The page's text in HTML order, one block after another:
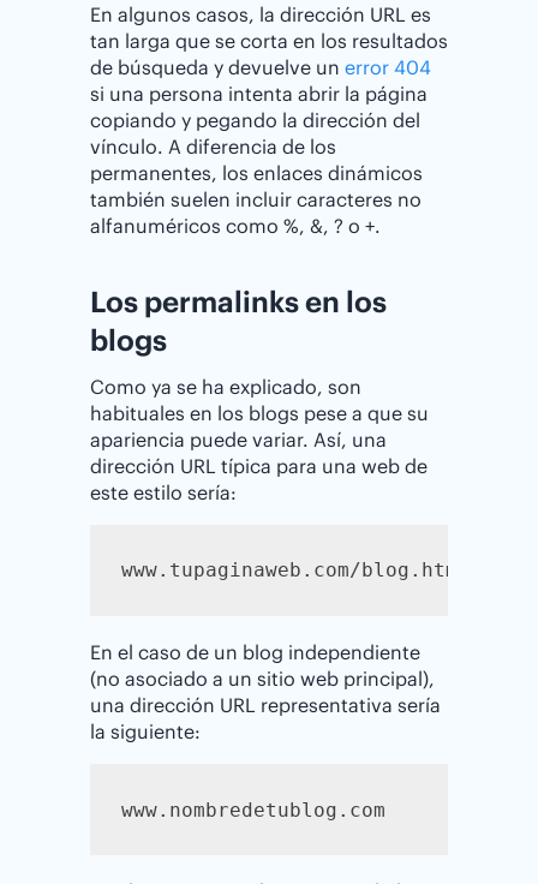
En algunos casos, la dirección URL es
tan larga que se corta en los resultados
de búsqueda y devuelve un error 404
si una persona intenta abrir la página
copiando y pegando la dirección del
vínculo. A diferencia de los
permanentes, los enlaces dinámicos
también suelen incluir caracteres no
alfanuméricos como %, &, ? o +.
Los permalinks en los
blogs
Como ya se ha explicado, son
habituales en los blogs pese a que su
apariencia puede variar. Así, una
dirección URL típica para una web de
este estilo sería:
www.tupaginaweb.com/blog.html
En el caso de un blog independiente
(no asociado a un sitio web principal),
una dirección URL representativa sería
la siguiente:
www.nombredetublog.com